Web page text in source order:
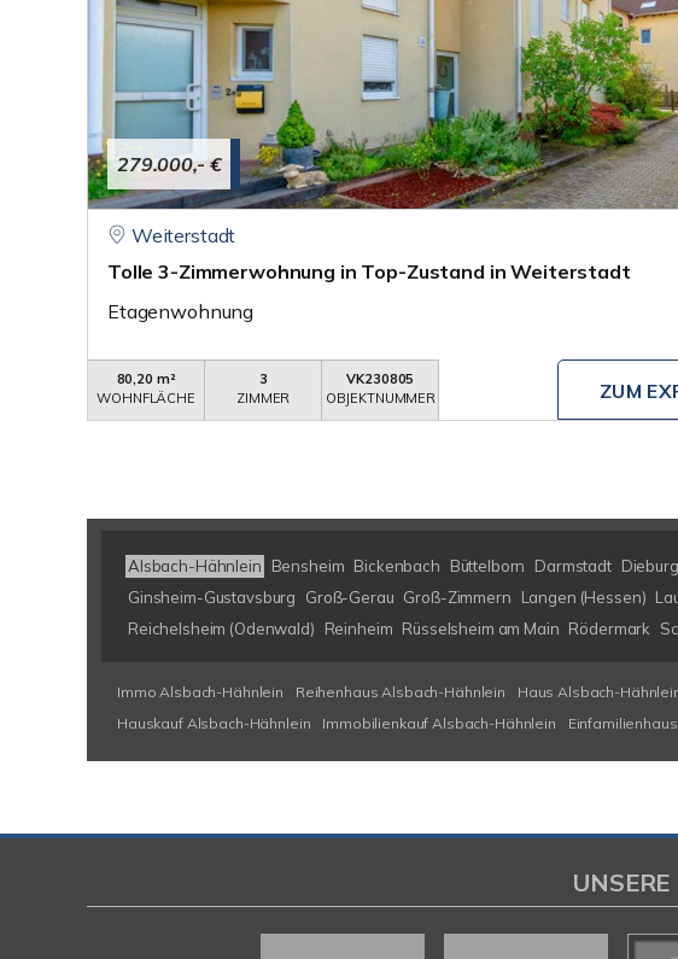
279.000,- €
Weiterstadt
Tolle 3-Zimmerwohnung in Top-Zustand in Weiterstadt
Etagenwohnung
80,20 m²
WOHNFLÄCHE
3
ZIMMER
VK230805
OBJEKTNUMMER
ZUM
Alsbach-Hähnlein Bensheim Bickenbach Büttelborn Darmstadt Dieburg
Ginsheim-Gustavsburg
Groß-Gerau Groß-Zimmern Langen (Hessen)
Reichelsheim (Odenwald)
Reinheim Rüsselsheim am Main Rödermark
Immo Alsbach-Hähnlein Reihenhaus Alsbach-Hähnlein Haus Alsbach-
Hauskauf Alsbach-Hähnlein
Immobilienkauf Alsbach-Hähnlein